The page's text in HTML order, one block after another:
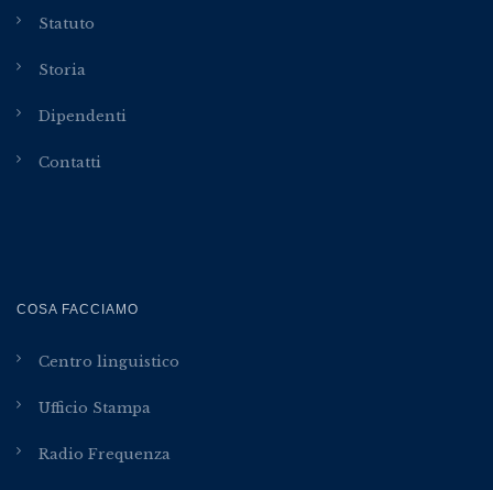
Statuto
Storia
Dipendenti
Contatti
COSA FACCIAMO
Centro linguistico
Ufficio Stampa
Radio Frequenza